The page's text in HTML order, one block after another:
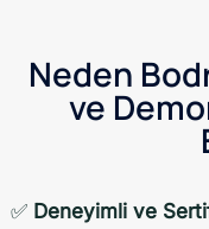
Neden
ve
✅ Deneyimli ve